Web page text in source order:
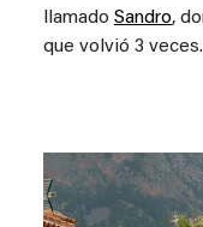
llamado Sandro,
que volvió 3 veces.